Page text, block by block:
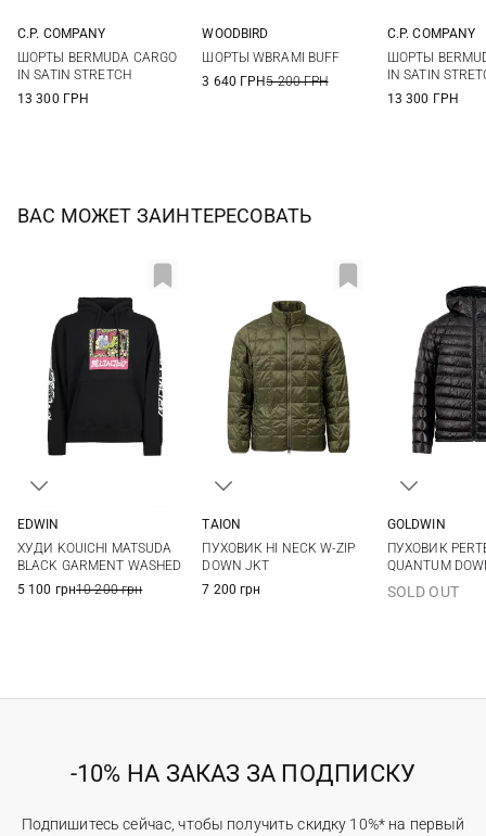
54
56 58
C.P. COMPANY
ШОРТЫ BERMUDA CARGO
IN SATIN STRETCH
13 300 ГРН
WOODBIRD
ШОРТЫ WBRAMI BUFF
3 640 ГРН5 200 ГРН
C.P. COMPANY
ШОРТЫ
IN SATIN
13 300 ГРН
ВАС МОЖЕТ ЗАИНТЕРЕСОВАТЬ
XXL
EDWIN
ХУДИ KOUICHI MATSUDA
BLACK GARMENT WASHED
5 100 грн10 200 грн
XL
XXL
TAION
ПУХОВИК HI NECK W-ZIP
DOWN JKT
7 200 грн
GOLDWIN
ПУХОВИК
QUANTUM
SOLD OUT
-10% НА ЗАКАЗ ЗА ПОДПИСКУ
Подпишитесь сейчас, чтобы получить скидку 10%* на первый